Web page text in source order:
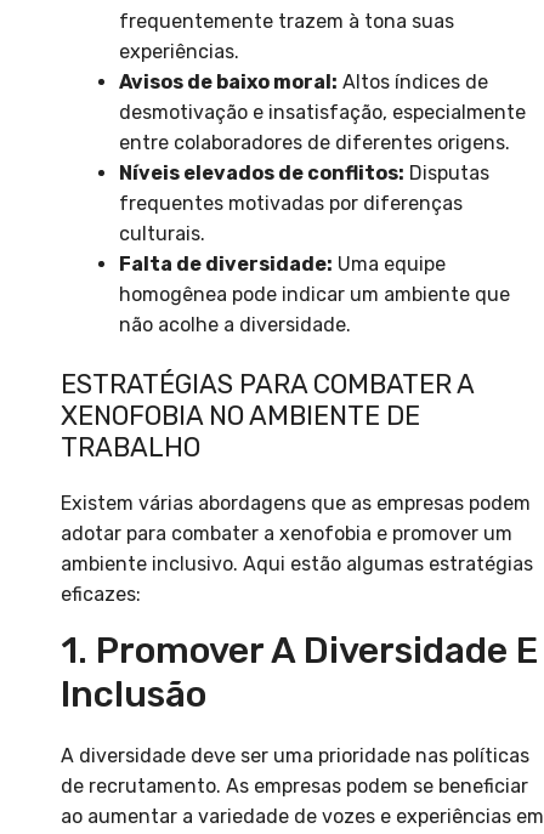
frequentemente trazem à tona suas
experiências.
Avisos de baixo moral: Altos índices de
desmotivação e insatisfação, especialmente
entre colaboradores de diferentes origens.
Níveis elevados de conflitos: Disputas
frequentes motivadas por diferenças
culturais.
Falta de diversidade: Uma equipe
homogênea pode indicar um ambiente que
não acolhe a diversidade.
ESTRATÉGIAS PARA COMBATER A
XENOFOBIA NO AMBIENTE DE
TRABALHO
Existem várias abordagens que as empresas podem
adotar para combater a xenofobia e promover um
ambiente inclusivo. Aqui estão algumas estratégias
eficazes:
1. Promover A Diversidade E
Inclusão
A diversidade deve ser uma prioridade nas políticas
de recrutamento. As empresas podem se beneficiar
ao aumentar a variedade de vozes e experiências em